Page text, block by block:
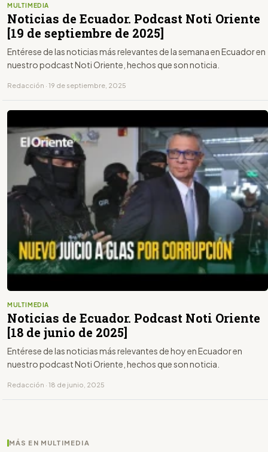
MULTIMEDIA
Noticias de Ecuador. Podcast Noti Oriente
[19 de septiembre de 2025]
Entérese de las noticias más relevantes de la semana en Ecuador en
nuestro podcast Noti Oriente, hechos que son noticia.
Redacción · 19 de septiembre, 2025
MULTIMEDIA
Noticias de Ecuador. Podcast Noti Oriente
[18 de junio de 2025]
Entérese de las noticias más relevantes de hoy en Ecuador en
nuestro podcast Noti Oriente, hechos que son noticia.
Redacción · 18 de junio, 2025
MÁS EN MULTIMEDIA